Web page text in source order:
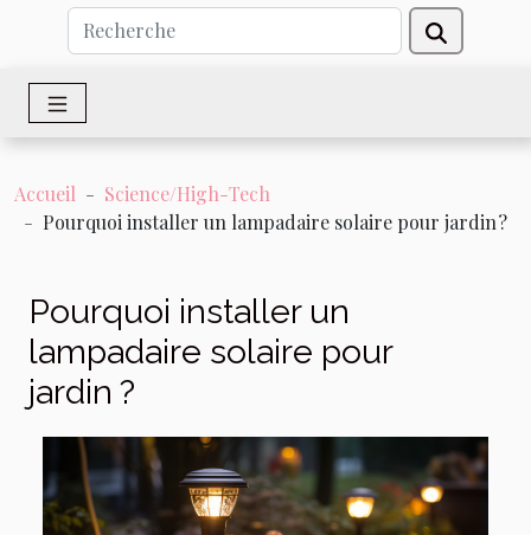
Accueil
Science/High-Tech
Pourquoi installer un lampadaire solaire pour jardin ?
Pourquoi installer un
lampadaire solaire pour
jardin ?